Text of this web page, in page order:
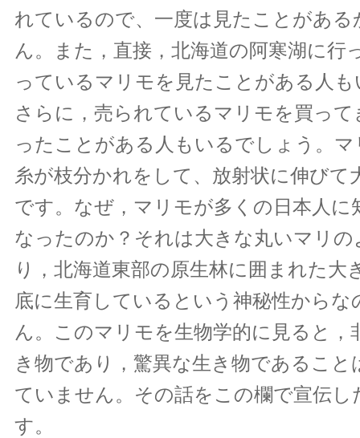
れているので、一度は見たことがある
ん。また，直接，北海道の阿寒湖に行
っているマリモを見たことがある人
さらに，売られているマリモを買って
ったことがある人もいるでしょう。
糸が枝分かれをして、放射状に伸びて
です。なぜ，マリモが多くの日本人に
なったのか？それは大きな丸いマリ
り，北海道東部の原生林に囲まれた大
底に生育しているという神秘性からな
ん。このマリモを生物学的に見ると，
き物であり，驚異な生き物であること
ていません。その話をこの欄で宣伝し
す。